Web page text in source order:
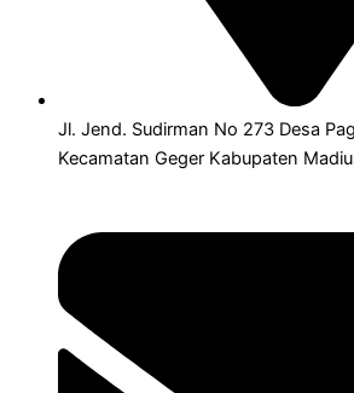
Jl. Jend. Sudirman No 273 Desa
Kecamatan Geger Kabupaten